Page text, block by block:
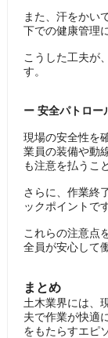
また、汗をかい
下での健康管理
こうした工夫が
す。
ー 安全パトロー
現場の安全性を
業員の装備や動
も注意を払うこ
さらに、作業終
ックポイントです
これらの注意点
全員が安心して
まとめ
土木業界には、
夫で作業が快適
をもたらすエピ